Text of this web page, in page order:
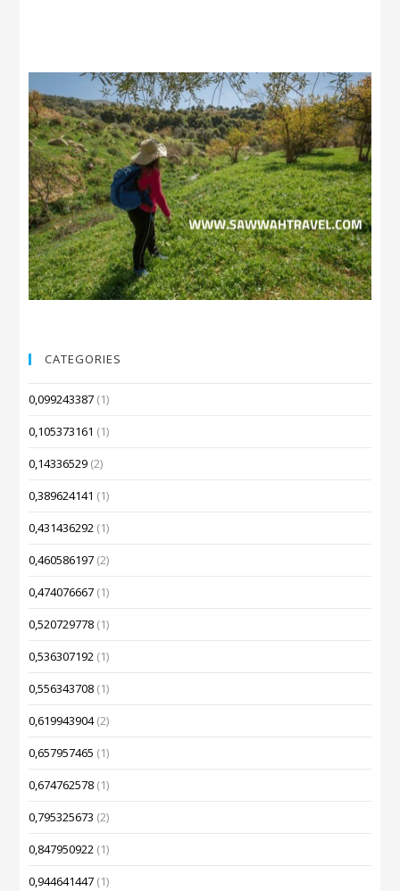
CATEGORIES
0,099243387 (1)
0,105373161 (1)
0,14336529 (2)
0,389624141 (1)
0,431436292 (1)
0,460586197 (2)
0,474076667 (1)
0,520729778 (1)
0,536307192 (1)
0,556343708 (1)
0,619943904(2)
0,657957465 (1)
0,674762578 (1)
0,795325673 (2)
0,847950922 (1)
0,944641447 (1)